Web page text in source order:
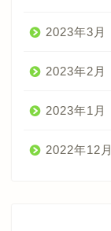
2023年3月
2023年2月
2023年1月
2022年12月